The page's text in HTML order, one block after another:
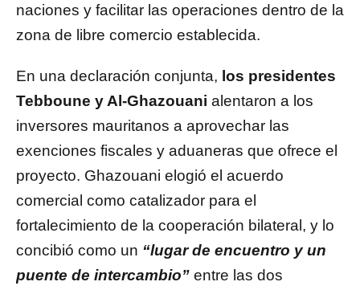
naciones y facilitar las operaciones dentro de la
zona de libre comercio establecida.
En una declaración conjunta, los presidentes
Tebboune y Al-Ghazouani alentaron a los
inversores mauritanos a aprovechar las
exenciones fiscales y aduaneras que ofrece el
proyecto. Ghazouani elogió el acuerdo
comercial como catalizador para el
fortalecimiento de la cooperación bilateral, y lo
concibió como un “lugar de encuentro y un
puente de intercambio” entre las dos